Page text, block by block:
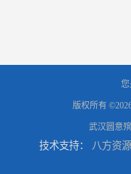
您
版权所有
武汉圆意
技术支持： 八方资